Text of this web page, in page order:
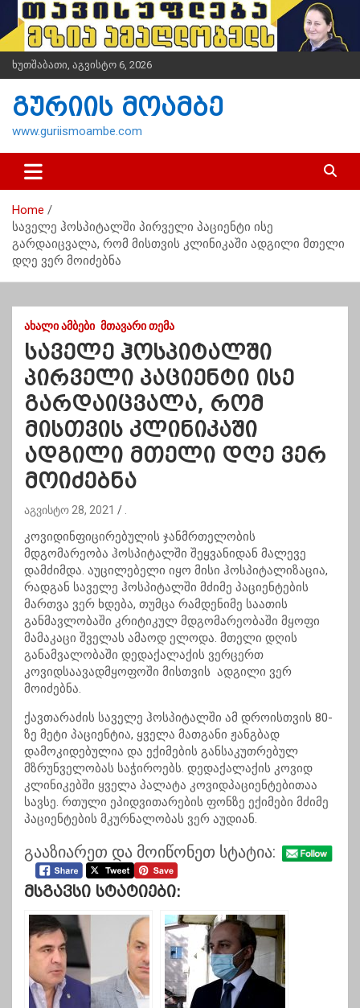
i
t
n
ხუთშაბათი, აგვისტო 6, 2026
გურიის მოამბე
www.guriismoambe.com
Home
საველე ჰოსპიტალში პირველი პაციენტი ისე
გარდაიცვალა, რომ მისთვის კლინიკაში ადგილი მთელი
დღე ვერ მოიძებნა
ᲐᲮᲐᲚᲘ ᲐᲛᲑᲔᲑᲘ ᲛᲗᲐᲕᲐᲠᲘ ᲗᲔᲛᲐ
საველე ჰოსპიტალში
პირველი პაციენტი ისე
გარდაიცვალა, რომ
მისთვის კლინიკაში
ადგილი მთელი დღე ვერ
მოიძებნა
აგვისტო 28, 2021
კოვიდინფიცირებულის ჯანმრთელობის
მდგომარეობა ჰოსპიტალში შეყვანიდან მალევე
დამძიმდა. აუცილებელი იყო მისი ჰოსპიტალიზაცია,
რადგან საველე ჰოსპიტალში მძიმე პაციენტების
მართვა ვერ ხდება, თუმცა რამდენიმე საათის
განმავლობაში კრიტიკულ მდგომარეობაში მყოფი
მამაკაცი შველას ამაოდ ელოდა. მთელი დღის
განამვალობაში დედაქალაქის ვერცერთ
კოვიდსაავადმყოფოში მისთვის ადგილი ვერ
მოიძებნა.
ქავთარაძის საველე ჰოსპიტალში ამ დროისთვის 80-
ზე მეტი პაციენტია, ყველა მათგანი ჟანგბად
დამოკიდებულია და ექიმების განსაკუთრებულ
მზრუნველობას საჭიროებს. დედაქალაქის კოვიდ
კლინიკებში ყველა პალატა კოვიდპაციენტებითაა
სავსე. რთული ეპიდვითარების ფონზე ექიმები მძიმე
პაციენტების მკურნალობას ვერ აუდიან.
გააზიარეთ და მოიწონეთ სტატია:
Მსგავსი Სტატიები: